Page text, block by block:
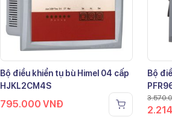
Bộ điều khiển tụ bù Himel 04 cấp
HJKL2CM4S
795.000 VNĐ
Bộ